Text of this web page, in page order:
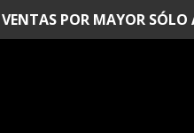
VENTAS POR MAYOR